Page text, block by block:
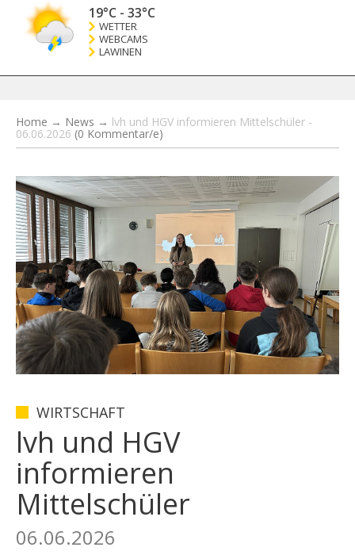
19°C - 33°C
WETTER
WEBCAMS
LAWINEN
Home → News → lvh und HGV informieren Mittelschüler -
06.06.2026 (0 Kommentar/e)
WIRTSCHAFT
lvh und HGV
informieren
Mittelschüler
06.06.2026